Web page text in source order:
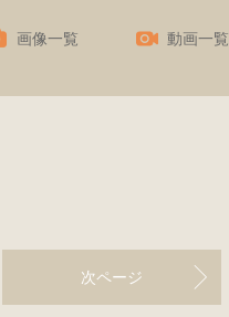
画像一覧 動画一覧
次ページ